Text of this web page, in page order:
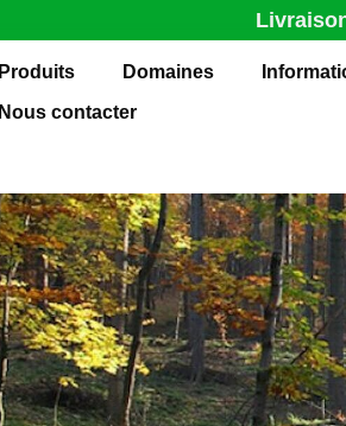
Produits Domaines
Nous contacter